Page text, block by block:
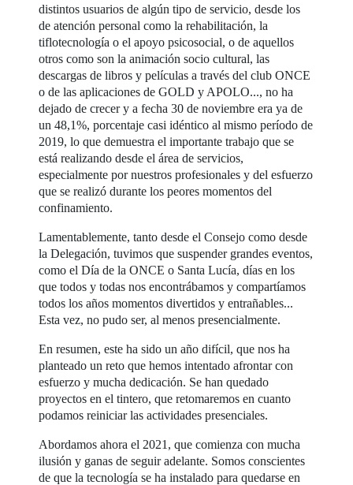
distintos usuarios de algún tipo de servicio, desde los
de atención personal como la rehabilitación, la
tiflotecnología o el apoyo psicosocial, o de aquellos
otros como son la animación socio cultural, las
descargas de libros y películas a través del club ONCE
o de las aplicaciones de GOLD y APOLO..., no ha
dejado de crecer y a fecha 30 de noviembre era ya de
un 48,1%, porcentaje casi idéntico al mismo período de
2019, lo que demuestra el importante trabajo que se
está realizando desde el área de servicios,
especialmente por nuestros profesionales y del esfuerzo
que se realizó durante los peores momentos del
confinamiento.
Lamentablemente, tanto desde el Consejo como desde
la Delegación, tuvimos que suspender grandes eventos,
como el Día de la ONCE o Santa Lucía, días en los
que todos y todas nos encontrábamos y compartíamos
todos los años momentos divertidos y entrañables...
Esta vez, no pudo ser, al menos presencialmente.
En resumen, este ha sido un año difícil, que nos ha
planteado un reto que hemos intentado afrontar con
esfuerzo y mucha dedicación. Se han quedado
proyectos en el tintero, que retomaremos en cuanto
podamos reiniciar las actividades presenciales.
Abordamos ahora el 2021, que comienza con mucha
ilusión y ganas de seguir adelante. Somos conscientes
de que la tecnología se ha instalado para quedarse en